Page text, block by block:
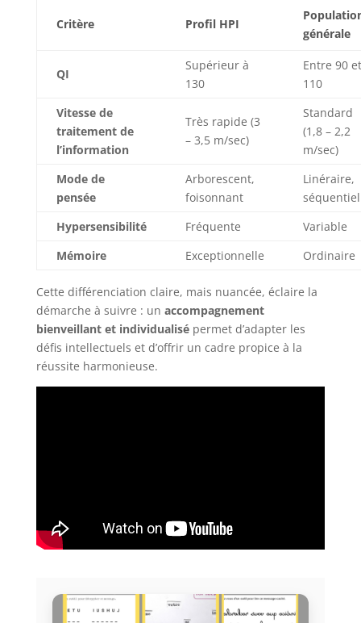
Critère Profil HPI
générale
QI
Supérieur à
130
Entre 90 et
110
Vitesse de
traitement de
l’information
Très rapide (3
– 3,5 m/sec)
Standard
(1,8 – 2,2
m/sec)
Mode de
pensée
Arborescent,
foisonnant
Linéraire,
séquentiel
Hypersensibilité
Fréquente
Variable
Mémoire
Exceptionnelle Ordinaire
Cette différenciation claire, mais nuancée, éclaire la
démarche à suivre : un accompagnement
bienveillant et individualisépermet d’adapter les
défis intellectuels et d’offrir un cadre propice à la
réussite harmonieuse.